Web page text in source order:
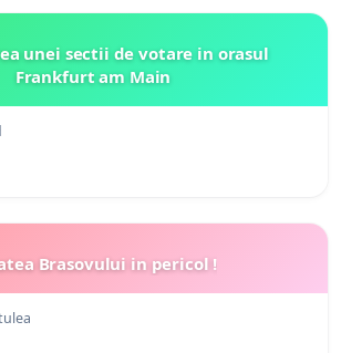
unei sectii de votare in orasul
Frankfurt am Main
Brasovului in pericol !